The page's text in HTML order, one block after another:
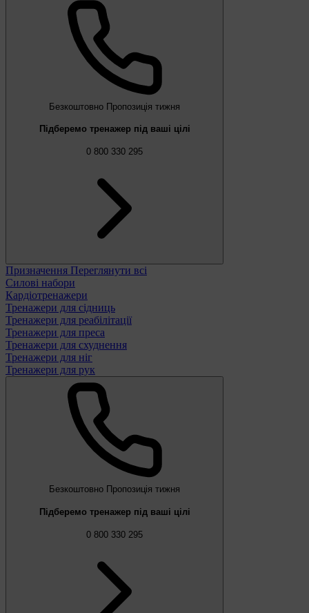
Безкоштовно Пропозиція тижня
Підберемо тренажер під ваші цілі
0 800 330 295
Призначення Переглянути всі
Силові набори
Кардіотренажери
Тренажери для сідниць
Тренажери для реабілітації
Тренажери для преса
Тренажери для схуднення
Тренажери для ніг
Тренажери для рук
Безкоштовно Пропозиція тижня
Підберемо тренажер під ваші цілі
0 800 330 295